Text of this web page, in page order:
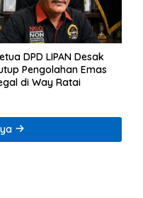
DPD LIPAN Desak
Pengolahan Emas
di Way Ratai